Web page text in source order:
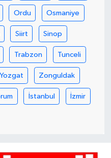
Ordu Osmaniye
Siirt Sinop
Trabzon Tunceli
Yozgat Zonguldak
İstanbul İzmir